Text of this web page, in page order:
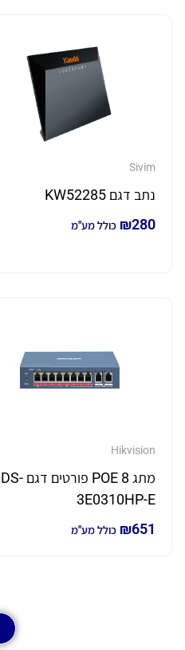
Sivim
נתב דגם KW52285
₪280 כולל מע"מ
Hikvision
מתג 8 POE פורטים דגם DS-
3E0310HP-E
₪651 כולל מע"מ